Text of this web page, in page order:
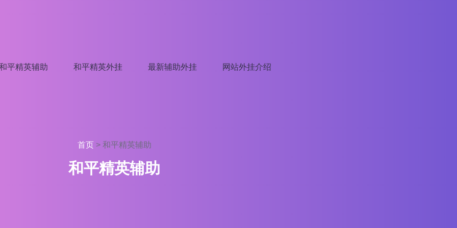
平精英辅助 和平精英外挂 最新辅助外挂 网站外挂介绍
首页 > 和平精英辅助
和平精英辅助